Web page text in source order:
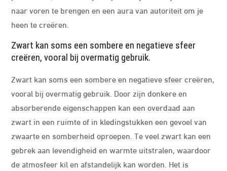
naar voren te brengen en een aura van autoriteit om je
heen te creëren.
Zwart kan soms een sombere en negatieve sfeer
creëren, vooral bij overmatig gebruik.
Zwart kan soms een sombere en negatieve sfeer creëren,
vooral bij overmatig gebruik. Door zijn donkere en
absorberende eigenschappen kan een overdaad aan
zwart in een ruimte of in kledingstukken een gevoel van
zwaarte en somberheid oproepen. Te veel zwart kan een
gebrek aan levendigheid en warmte uitstralen, waardoor
de atmosfeer kil en afstandelijk kan worden. Het is